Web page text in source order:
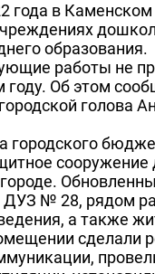
года в
образования.
работы не
Об этом
голова
городского
сооружение
ДУЗ № 28, рядом
а также
сделали